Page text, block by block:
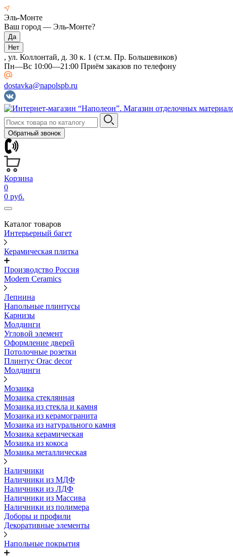
Эль-Монте
Ваш город — Эль-Монте?
, ул. Коллонтай, д. 30 к. 1 (ст.м. Пр. Большевиков)
Пн—Вс 10:00—21:00 Приём заказов по телефону
dostavka@napolspb.ru
Обратный звонок
Корзина
0
0 руб.
Каталог товаров
Интерьерный багет
Керамическая плитка
Производство Россия
Modern Ceramics
Лепнина
Напольные плинтусы
Карнизы
Молдинги
Угловой элемент
Оформление дверей
Потолочные розетки
Плинтус Orac decor
Молдинги
Мозаика
Мозаика стеклянная
Мозаика из стекла и камня
Мозаика из керамогранита
Мозаика из натурального камня
Мозаика керамическая
Мозаика из кокоса
Мозаика металлическая
Наличники
Наличники из МДФ
Наличники из ЛДФ
Наличники из Массива
Наличники из полимера
Доборы и профили
Декоративные элементы
Напольные покрытия